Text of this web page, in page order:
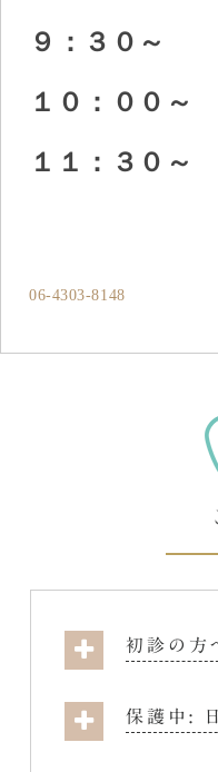
９：３０～
１０：００～
１１：３０～
06-4303-8148
初診の方
保護中: